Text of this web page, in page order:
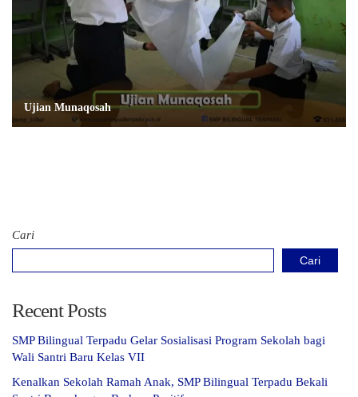
Ujian Munaqosah
Cari
Cari
Recent Posts
SMP Bilingual Terpadu Gelar Sosialisasi Program Sekolah bagi
Wali Santri Baru Kelas VII
Kenalkan Sekolah Ramah Anak, SMP Bilingual Terpadu Bekali